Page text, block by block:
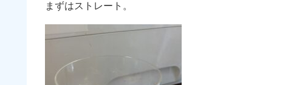
まずはストレート。